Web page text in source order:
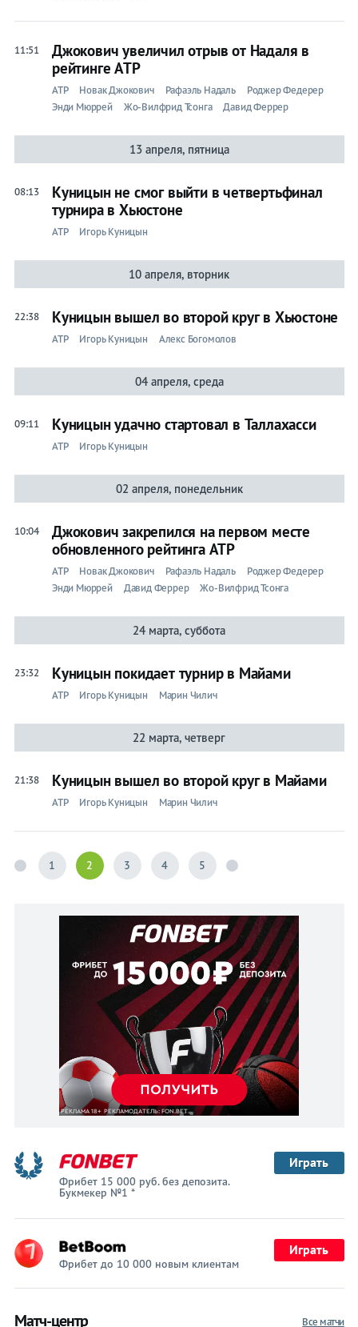
11:51
Джокович увеличил отрыв от Надаля в
рейтинге ATP
ATP Новак Джокович Рафаэль Надаль
Роджер Федерер
Энди Мюррей
Жо-Вилфрид Тсонга Давид Феррер
13 апреля, пятница
08:13
Куницын не смог выйти в четвертьфинал
турнира в Хьюстоне
ATP Игорь Куницын
10 апреля, вторник
22:38 Куницын вышел во второй круг в Хьюстоне
ATP Игорь Куницын Алекс Богомолов
04 апреля, среда
09:11 Куницын удачно стартовал в Таллахасси
ATP Игорь Куницын
02 апреля, понедельник
10:04
Джокович закрепился на первом месте
обновленного рейтинга ATP
ATP Новак Джокович Рафаэль Надаль
Роджер Федерер
Энди Мюррей
Давид Феррер Жо-Вилфрид Тсонга
24 марта, суббота
23:32 Куницын покидает турнир в Майами
ATP Игорь Куницын Марин Чилич
22 марта, четверг
21:38 Куницын вышел во второй круг в Майами
ATP Игорь Куницын Марин Чилич
1 2 3 4 5
Фрибет 15 000 руб. без депозита.
Букмекер №1 *
Играть
Фрибет до 10 000 новым клиентам
Играть
Все матчи
Матч-центр